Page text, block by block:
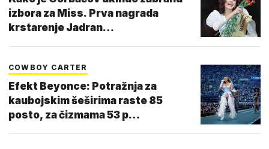
izbora za Miss. Prva nagrada
krstarenje Jadran…
COWBOY CARTER
Efekt Beyonce: Potražnja za
kaubojskim šeširima raste 85
posto, za čizmama 53 p…